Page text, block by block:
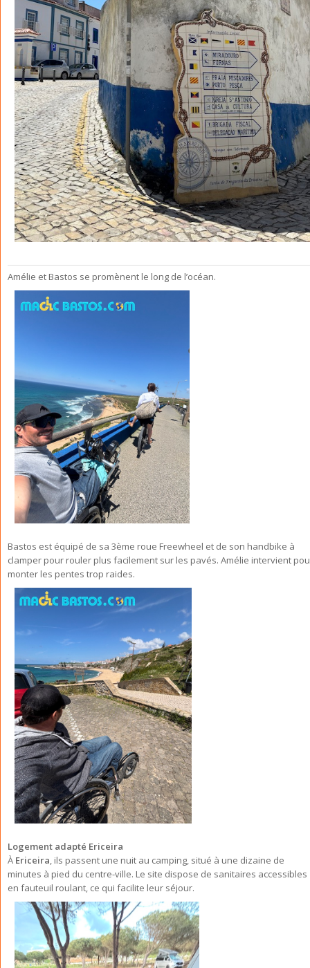
Amélie et Bastos se promènent le long de l’océan.
Bastos est équipé de sa 3ème roue Freewheel et de son handbike à
clamper pour rouler plus facilement sur les pavés. Amélie intervient
monter les pentes trop raides.
Logement adapté Ericeira
À Ericeira, ils passent une nuit au camping, situé à une dizaine de
minutes à pied du centre-ville. Le site dispose de sanitaires accessibles
en fauteuil roulant, ce qui facilite leur séjour.